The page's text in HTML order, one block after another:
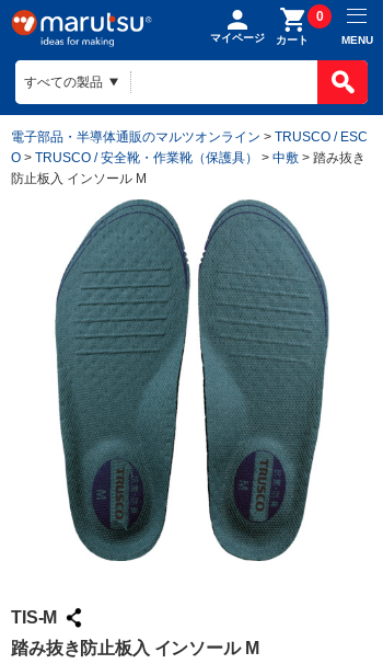
マイページ カート
0
MENU
電子部品・半導体通販のマルツオンライン > TRUSCO / ESC
O > TRUSCO / 安全靴・作業靴（保護具） > 中敷 > 踏み抜き
防止板入 インソール M
TIS-M
踏み抜き防止板入 インソール M